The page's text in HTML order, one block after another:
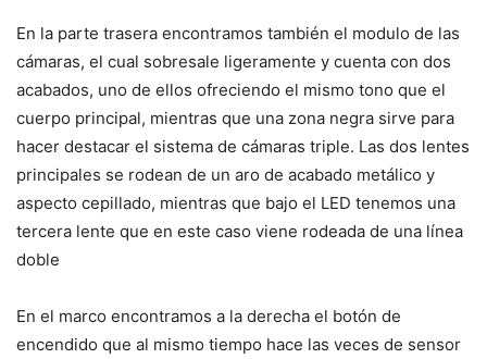
En la parte trasera encontramos también el modulo de las
cámaras, el cual sobresale ligeramente y cuenta con dos
acabados, uno de ellos ofreciendo el mismo tono que el
cuerpo principal, mientras que una zona negra sirve para
hacer destacar el sistema de cámaras triple. Las dos lentes
principales se rodean de un aro de acabado metálico y
aspecto cepillado, mientras que bajo el LED tenemos una
tercera lente que en este caso viene rodeada de una línea
doble
En el marco encontramos a la derecha el botón de
encendido que al mismo tiempo hace las veces de sensor